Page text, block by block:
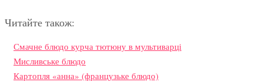
Читайте також:
Смачне блюдо курча тютюну в мультиварці
Мисливське блюдо
Картопля «анна» (французьке блюдо)